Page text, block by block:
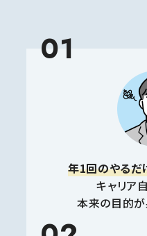
01
年1回のやるだ
キャリア
本来の目的